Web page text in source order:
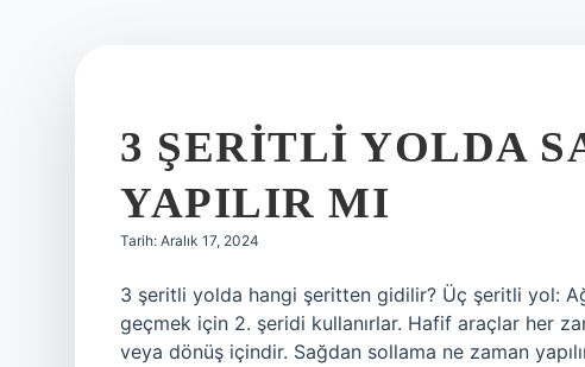
3 ŞERITLI YOLDA
YAPILIR MI
Tarih: Aralık 17, 2024
3 şeritli yolda hangi şeritten gidilir? Üç şeritli yol:
geçmek için 2. şeridi kullanırlar. Hafif araçlar her
veya dönüş içindir. Sağdan sollama ne zaman